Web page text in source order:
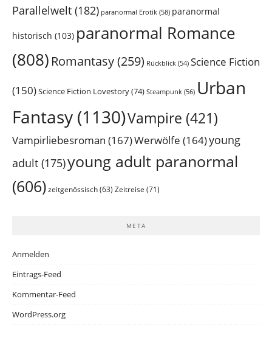
Parallelwelt (182) paranormal Erotik (58) paranormal
historisch (103) paranormal Romance
(808) Romantasy(259) Rückblick (54) Science Fiction
(150)Science Fiction Lovestory(74) Steampunk (56) Urban
Fantasy (1130)Vampire (421)
Vampirliebesroman (167)Werwölfe (164)young
adult (175)young adult paranormal
(606) zeitgenössisch (63) Zeitreise (71)
META
Anmelden
Eintrags-Feed
Kommentar-Feed
WordPress.org